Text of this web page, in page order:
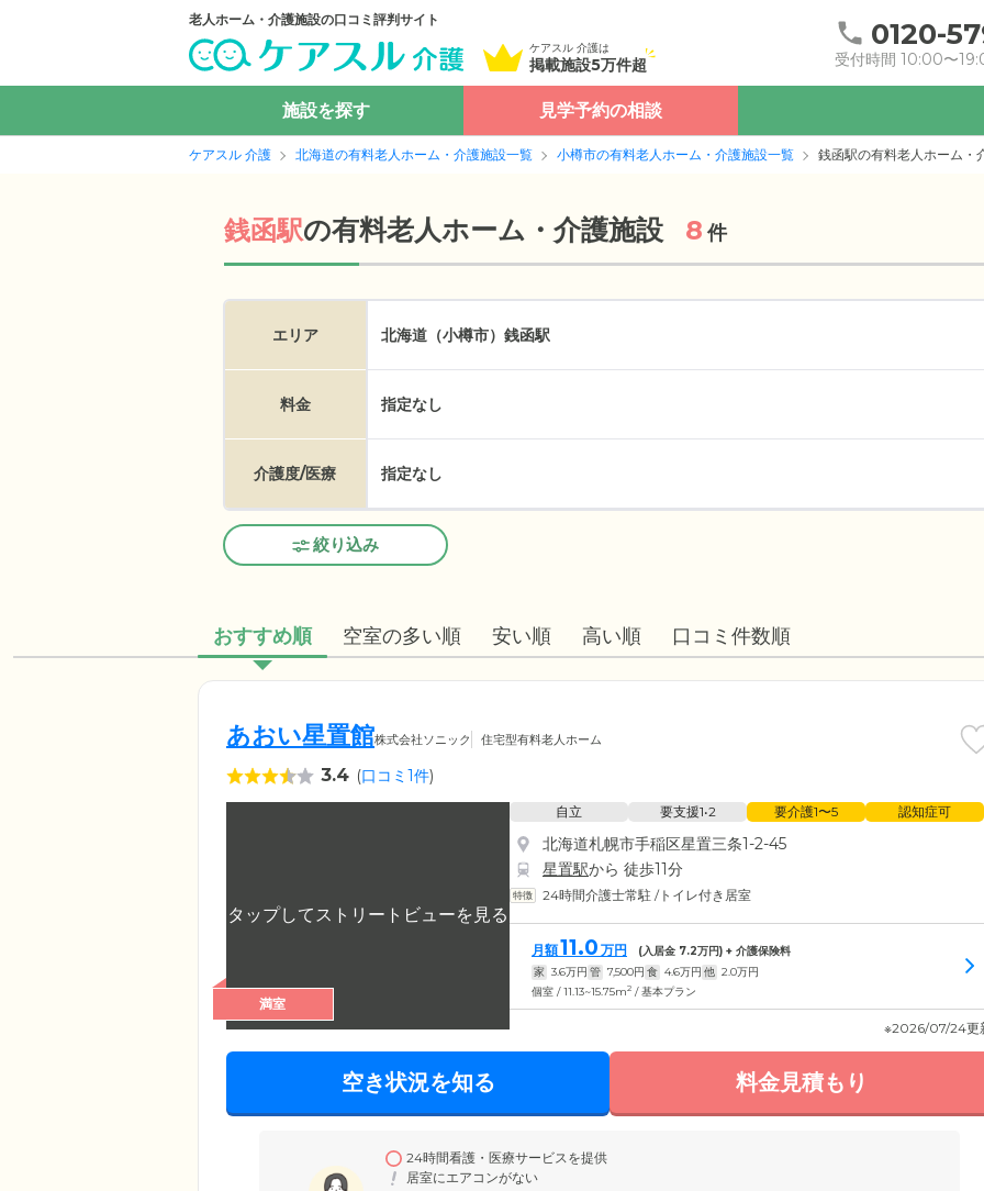
老人ホーム・介護施設の口コミ評判サイト
ケアスル 介護は
掲載施設5万件超
0120-
受付時間 10:00〜
施設を探す 見学予約の相談
ケアスル 介護 北海道の有料老人ホーム・介護施設一覧 小樽市の有料老人ホーム・介護施設一覧 銭函駅の有料老人ホーム・
銭函駅の有料老人ホーム・介護施設 8 件
エリア 北海道（小樽市） 銭函駅
料金 指定なし
介護度/医療 指定なし
絞り込み
おすすめ順 空室の多い順 安い順 高い順 口コミ件数順
あおい星置館株式会社ソニック 住宅型有料老人ホーム
3.4 (口コミ1件)
満室
自立 要支援1•2 要介護1〜5 認知症可
北海道札幌市手稲区星置三条1-2-45
星置駅から 徒歩11分
24時間介護士常駐 /トイレ付き居室
月額11.0 万円 (入居金 7.2万円) + 介護保険料
家 3.6万円 管 7,500円 食 4.6万円 他 2.0万円
個室 / 11.13~15.75m2 / 基本プラン
※2026/07/24更
空き状況を知る 料金見積もり
24時間看護・医療サービスを提供
居室にエアコンがない